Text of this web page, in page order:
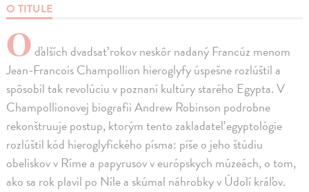
O TITULE
O ďalších dvadsať rokov neskôr nadaný Francúz menom
Jean-Francois Champollion hieroglyfy úspešne rozlúštil a
spôsobil tak revolúciu v poznaní kultúry starého Egypta. V
Champollionovej biografii Andrew Robinson podrobne
rekonštruuje postup, ktorým tento zakladateľ egyptológie
rozlúštil kód hieroglyfického písma: píše o jeho štúdiu
obeliskov v Ríme a papyrusov v európskych múzeách, o tom,
ako sa rok plavil po Níle a skúmal náhrobky v Údolí kráľov.